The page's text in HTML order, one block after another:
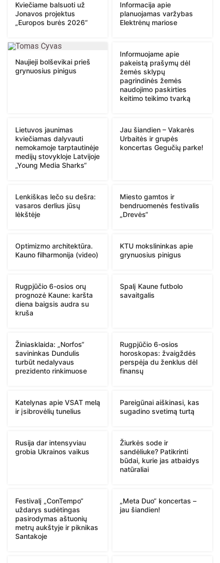
Kviečiame balsuoti už
Jonavos projektus
„Europos burės 2026“
Informacija apie
planuojamas varžybas
Elektrėnų mariose
Naujieji bolševikai prieš
grynuosius pinigus
Informuojame apie
pakeistą prašymų dėl
žemės sklypų
pagrindinės žemės
naudojimo paskirties
keitimo teikimo tvarką
Lietuvos jaunimas
kviečiamas dalyvauti
nemokamoje tarptautinėje
medijų stovykloje Latvijoje
„Young Media Sharks“
Jau šiandien – Vakarės
Urbaitės ir grupės
koncertas Gegučių parke!
Lenkiškas lečo su dešra:
vasaros derlius jūsų
lėkštėje
Miesto gamtos ir
bendruomenės festivalis
„Drevės“
Optimizmo architektūra.
Kauno filharmonija (video)
KTU mokslininkas apie
grynuosius pinigus
Rugpjūčio 6-osios orų
prognozė Kaune: karšta
diena baigsis audra su
kruša
Spalį Kaune futbolo
savaitgalis
Žiniasklaida: „Norfos“
savininkas Dundulis
turbūt nedalyvaus
prezidento rinkimuose
Rugpjūčio 6-osios
horoskopas: žvaigždės
perspėja du ženklus dėl
finansų
Katelynas apie VSAT melą
ir įsibrovėlių tunelius
Pareigūnai aiškinasi, kas
sugadino svetimą turtą
Rusija dar intensyviau
grobia Ukrainos vaikus
Žiurkės sode ir
sandėliuke? Patikrinti
būdai, kurie jas atbaidys
natūraliai
Festivalį „ConTempo“
uždarys sudėtingas
pasirodymas aštuonių
metrų aukštyje ir piknikas
Santakoje
„Meta Duo“ koncertas –
jau šiandien!